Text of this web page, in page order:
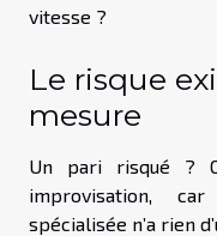
vitesse ?
Le risque
mesure
Un pari risqué ?
improvisation, car
spécialisée n’a rien